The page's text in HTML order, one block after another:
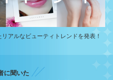
アルなビューティトレンドを発表！
に聞いた